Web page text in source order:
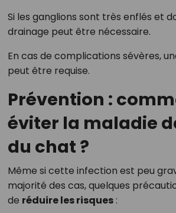
Si les ganglions sont très enflés et
drainage peut être nécessaire.
En cas de complications sévères,
peut être requise.
Prévention :
éviter la maladie
du chat ?
Même si cette infection est peu
majorité des cas, quelques
de réduire les risques: